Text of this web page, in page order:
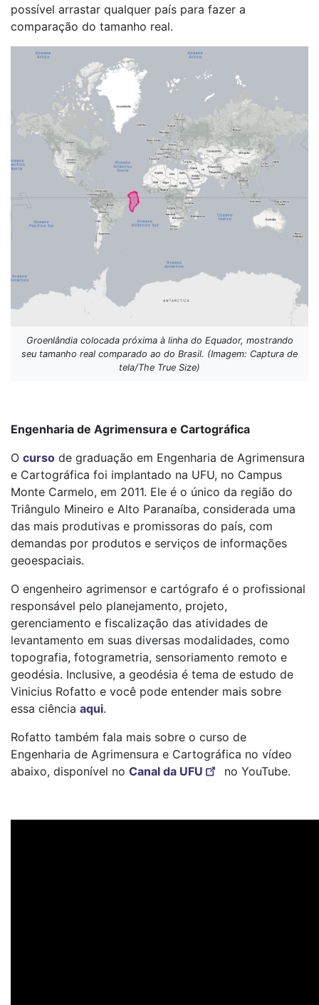
possível arrastar qualquer país para fazer a
comparação do tamanho real.
Groenlândia colocada próxima à linha do Equador, mostrando
seu tamanho real comparado ao do Brasil. (Imagem: Captura de
tela/The True Size)
Engenharia de Agrimensura e Cartográfica
O curso de graduação em Engenharia de Agrimensura
e Cartográfica foi implantado na UFU, no Campus
Monte Carmelo, em 2011. Ele é o único da região do
Triângulo Mineiro e Alto Paranaíba, considerada uma
das mais produtivas e promissoras do país, com
demandas por produtos e serviços de informações
geoespaciais.
O engenheiro agrimensor e cartógrafo é o profissional
responsável pelo planejamento, projeto,
gerenciamento e fiscalização das atividades de
levantamento em suas diversas modalidades, como
topografia, fotogrametria, sensoriamento remoto e
geodésia. Inclusive, a geodésia é tema de estudo de
Vinicius Rofatto e você pode entender mais sobre
essa ciência aqui.
Rofatto também fala mais sobre o curso de
Engenharia de Agrimensura e Cartográfica no vídeo
abaixo, disponível no Canal da UFU no YouTube.